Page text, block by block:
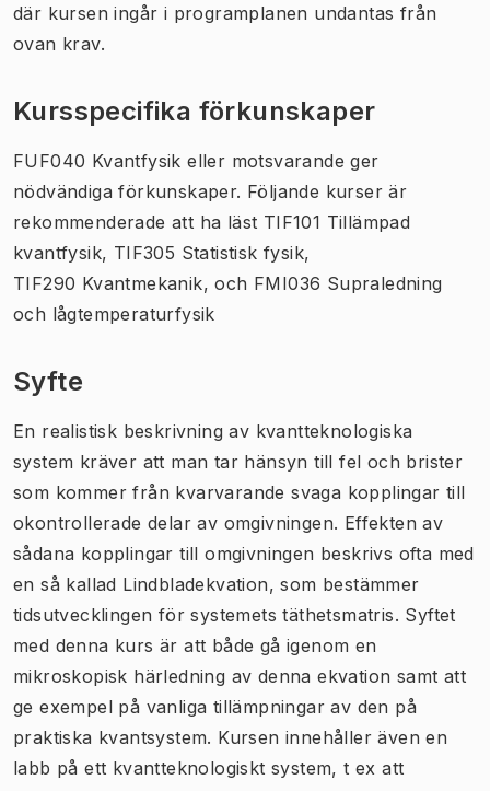
där kursen ingår i programplanen undantas från
ovan krav.
Kursspecifika förkunskaper
FUF040 Kvantfysik eller motsvarande ger
nödvändiga förkunskaper. Följande kurser är
rekommenderade att ha läst TIF101 Tillämpad
kvantfysik, TIF305 Statistisk fysik,
TIF290 Kvantmekanik, och FMI036 Supraledning
och lågtemperaturfysik
Syfte
En realistisk beskrivning av kvantteknologiska
system kräver att man tar hänsyn till fel och brister
som kommer från kvarvarande svaga kopplingar till
okontrollerade delar av omgivningen. Effekten av
sådana kopplingar till omgivningen beskrivs ofta med
en så kallad Lindbladekvation, som bestämmer
tidsutvecklingen för systemets täthetsmatris. Syftet
med denna kurs är att både gå igenom en
mikroskopisk härledning av denna ekvation samt att
ge exempel på vanliga tillämpningar av den på
praktiska kvantsystem. Kursen innehåller även en
labb på ett kvantteknologiskt system, t ex att